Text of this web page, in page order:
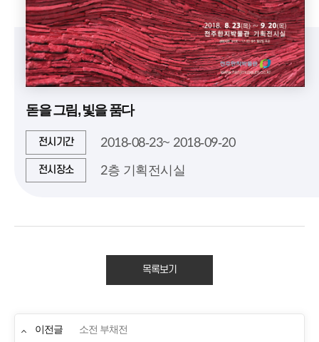
돋을 그림, 빛을 품다
전시기간 2018-08-23~ 2018-09-20
전시장소 2층 기획전시실
목록보기
이전글 소전 부채전